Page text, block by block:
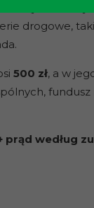
„ Kuźnicy
drogowe,
500 zł, a w
prąd według